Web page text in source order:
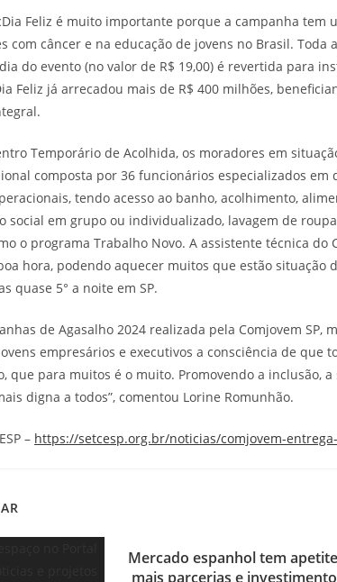
Feliz é muito importante porque a campanha tem
com câncer e na educação de jovens no Brasil.
do evento (no valor de R$ 19,00) é revertida para
Feliz já arrecadou mais de R$ 400 milhões,
Temporário de Acolhida, os moradores em
composta por 36 funcionários especializados em
tendo acesso ao banho, acolhimento,
social em grupo ou individualizado, lavagem de
o programa Trabalho Novo. A assistente técnica do
hora, podendo aquecer muitos que estão situação
quase 5° a noite em SP.
de Agasalho 2024 realizada pela Comjovem
empresários e executivos a consciência de que
que para muitos é o muito. Promovendo a inclusão,
digna a todos”, comentou Lorine Romunhão.
– https://setcesp.org.br/noticias/comjovem-
Mercado espanhol tem
mais parcerias e